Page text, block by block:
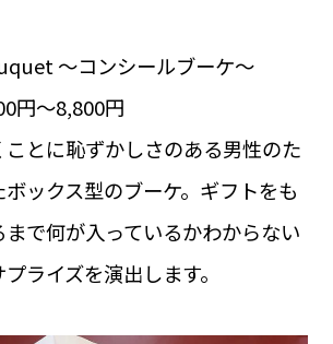
〜コンシールブーケ〜
円〜8,800円
とに恥ずかしさのある男性のた
ックス型のブーケ。ギフトをも
まで何が入っているかわからない
ライズを演出します。